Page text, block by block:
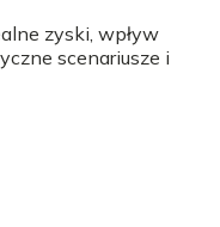
zyski, wpływ
scenariusze i